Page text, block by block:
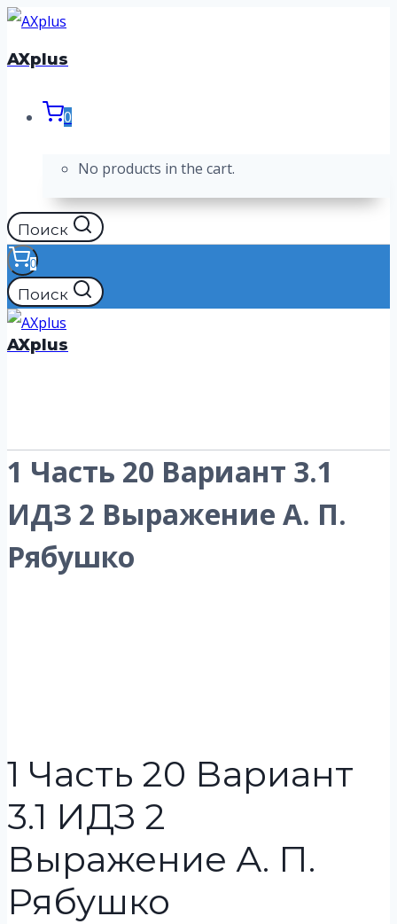
Перейти
к
AXplus
0
No products in the cart.
Поиск
0
Поиск
AXplus
1 Часть 20 Вариант 3.1
ИДЗ 2 Выражение А. П.
Рябушко
1 Часть 20 Вариант
3.1 ИДЗ 2
Выражение А. П.
Рябушко